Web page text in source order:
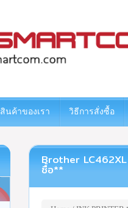
สินค้าของเรา วิธีการสั่งซื้อ
Brother
ซื้อ**